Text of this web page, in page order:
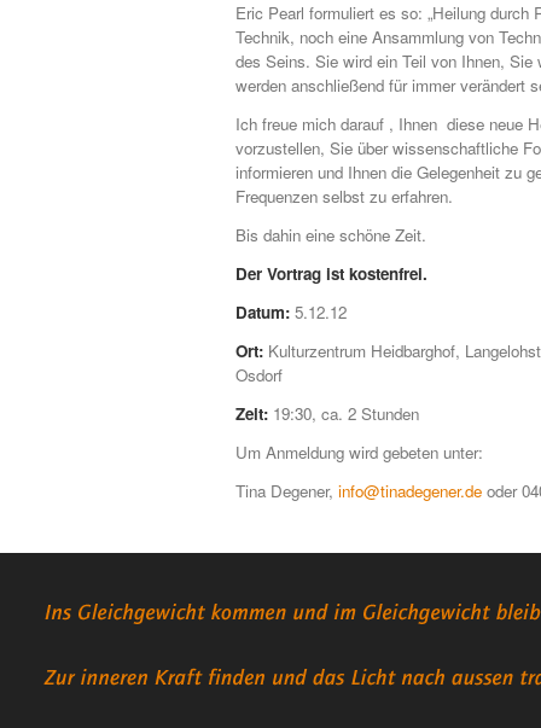
Eric Pearl formuliert es so: „Heilung durch
Technik, noch eine Ansammlung von
des Seins. Sie wird ein Teil von Ihnen, Sie
werden anschließend für immer verändert
Ich freue mich darauf , Ihnen diese neue
vorzustellen, Sie über wissenschaftliche
informieren und Ihnen die Gelegenheit zu
Frequenzen selbst zu erfahren.
Bis dahin eine schöne Zeit.
Der Vortrag ist kostenfrei.
Datum: 5.12.12
Ort: Kulturzentrum Heidbarghof,
Osdorf
Zeit: 19:30, ca. 2 Stunden
Um Anmeldung wird gebeten unter:
Tina Degener, info@tinadegener.de oder